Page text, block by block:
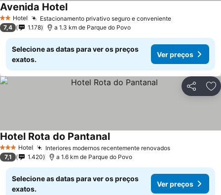
2 Estrelas
Hotel Estacionamento privativo seguro e conveniente
Avenida Hotel
7,4 1.178 a 1.3 km de Parque do Povo
Selecione as datas para ver os preços
exatos.
Ver preços
Partilhar
3 EstrelasHotel Interiores modernos recentemente renovados
Hotel Rota do Pantanal
7,1 1.420 a 1.6 km de Parque do Povo
Selecione as datas para ver os preços
exatos.
Ver preços